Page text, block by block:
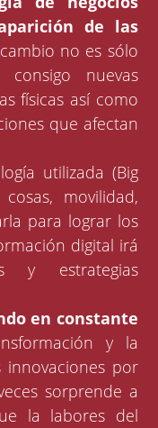
de las
no es sólo
nuevas
físicas así como
que afectan
utilizada (Big
movilidad,
para lograr los
digital irá
y estrategias
en constante
y la
por
sorprende a
la labores del